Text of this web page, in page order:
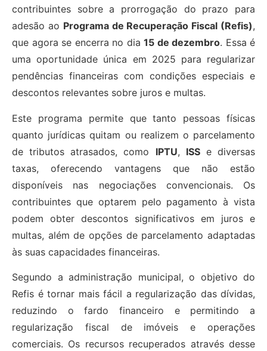
contribuintes sobre a prorrogação do prazo para
adesão ao Programa de Recuperação Fiscal (Refis),
que agora se encerra no dia 15 de dezembro. Essa é
uma oportunidade única em 2025 para regularizar
pendências financeiras com condições especiais e
descontos relevantes sobre juros e multas.
Este programa permite que tanto pessoas físicas
quanto jurídicas quitam ou realizem o parcelamento
de tributos atrasados, como IPTU, ISSe diversas
taxas, oferecendo vantagens que não estão
disponíveis nas negociações convencionais. Os
contribuintes que optarem pelo pagamento à vista
podem obter descontos significativos em juros e
multas, além de opções de parcelamento adaptadas
às suas capacidades financeiras.
Segundo a administração municipal, o objetivo do
Refis é tornar mais fácil a regularização das dívidas,
reduzindo o fardo financeiro e permitindo a
regularização fiscal de imóveis e operações
comerciais. Os recursos recuperados através desse